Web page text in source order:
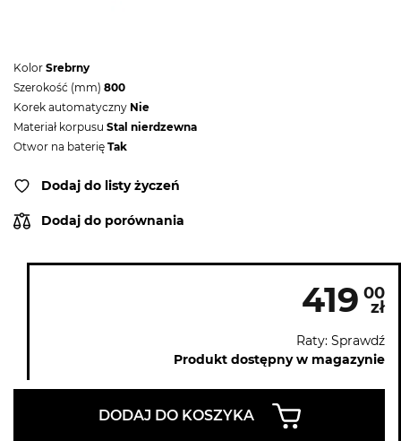
Kolor Srebrny
Szerokość (mm) 800
Korek automatyczny Nie
Materiał korpusu Stal nierdzewna
Otwor na baterię Tak
Dodaj do listy życzeń
Dodaj do porównania
419 00
zł
Raty: Sprawdź
Produkt dostępny w magazynie
DODAJ DO KOSZYKA